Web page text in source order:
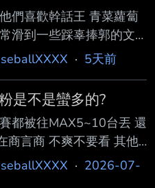
們喜歡幹話王 青菜蘿蔔
滑到一些踩辜捧郭的文
懷疑有公關在操作 如
最大票倉真的好嗎?_? --
· 5天前
是不是蠻多的?
都被往MAX5~10台丟 還
商言商 不爽不要看 其他
幾乎都被鄉民統一口徑
忠護航的那麼多呀? --
· 2026-07-